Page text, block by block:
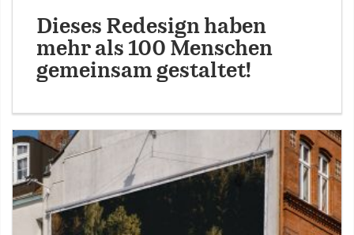
Dieses Redesign haben
mehr als 100 Menschen
gemeinsam gestaltet!